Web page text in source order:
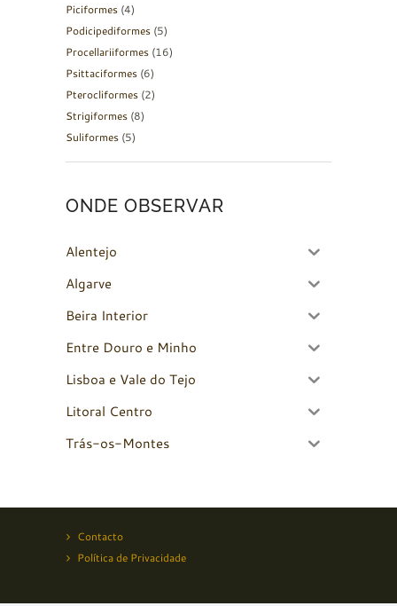
Piciformes (4)
Podicipediformes (5)
Procellariiformes (16)
Psittaciformes (6)
Pterocliformes (2)
Strigiformes (8)
Suliformes (5)
ONDE OBSERVAR
Alentejo
Algarve
Beira Interior
Entre Douro e Minho
Lisboa e Vale do Tejo
Litoral Centro
Trás-os-Montes
Contacto
Política de Privacidade